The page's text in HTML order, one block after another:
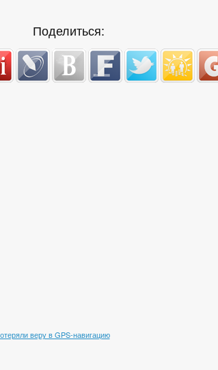
Поделиться:
веру в GPS-навигацию